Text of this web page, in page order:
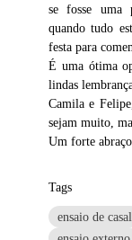
se fosse uma
quando tudo
festa para
É uma ótima
lindas
Camila e
sejam muito,
Um forte
Tags
ensaio de casal